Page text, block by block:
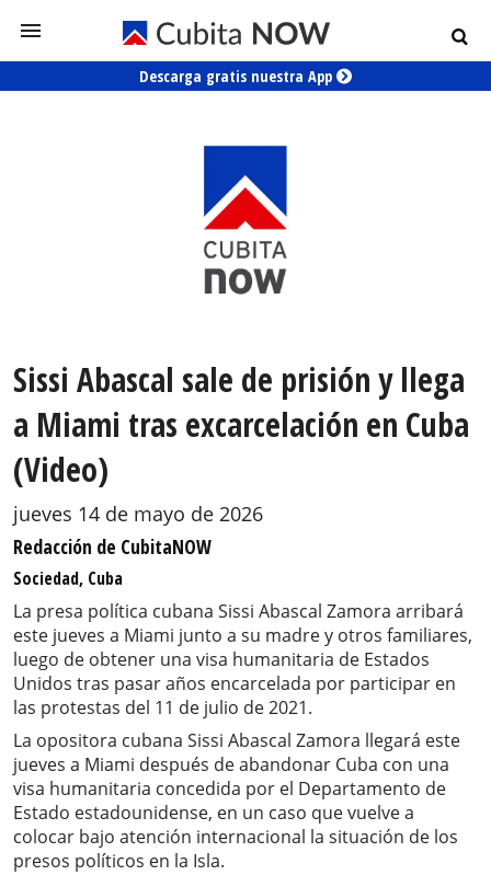
Descarga gratis nuestra App
Sissi Abascal sale de prisión y llega
a Miami tras excarcelación en Cuba
(Video)
jueves 14 de mayo de 2026
Redacción de CubitaNOW
Sociedad, Cuba
La presa política cubana Sissi Abascal Zamora arribará
este jueves a Miami junto a su madre y otros familiares,
luego de obtener una visa humanitaria de Estados
Unidos tras pasar años encarcelada por participar en
las protestas del 11 de julio de 2021.
La opositora cubana Sissi Abascal Zamora llegará este
jueves a Miami después de abandonar Cuba con una
visa humanitaria concedida por el Departamento de
Estado estadounidense, en un caso que vuelve a
colocar bajo atención internacional la situación de los
presos políticos en la Isla.